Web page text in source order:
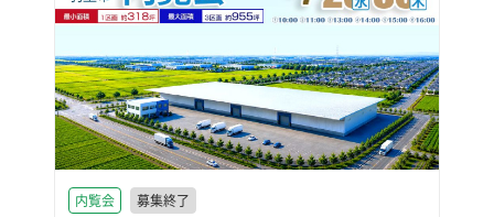
内覧会 募集終了